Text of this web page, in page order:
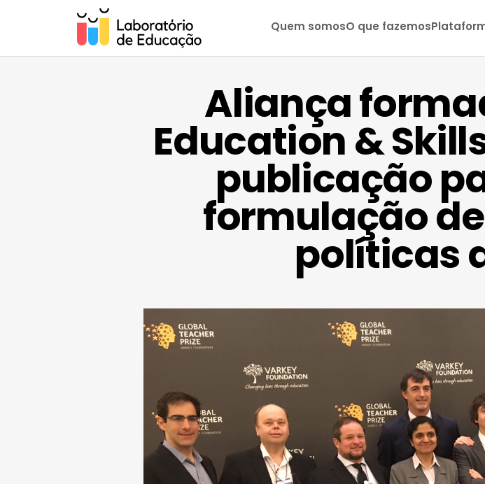
Quem somosO que fazemos
Aliança
Education &
publicação
formulação
políticas